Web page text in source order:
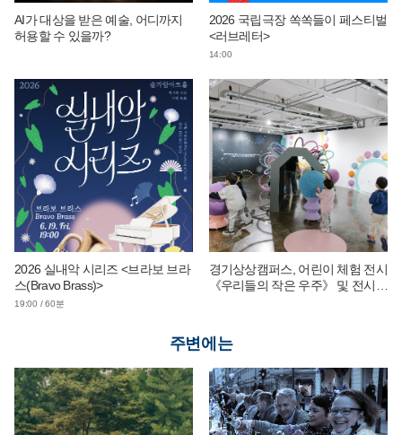
AI가 대상을 받은 예술, 어디까지
허용할 수 있을까?
2026 국립극장 쏙쏙들이 페스티벌
<러브레터>
14:00
2026 실내악 시리즈 <브라보 브라
스(Bravo Brass)>
19:00 / 60분
경기상상캠퍼스, 어린이 체험 전시
《우리들의 작은 우주》 및 전시
주변에는